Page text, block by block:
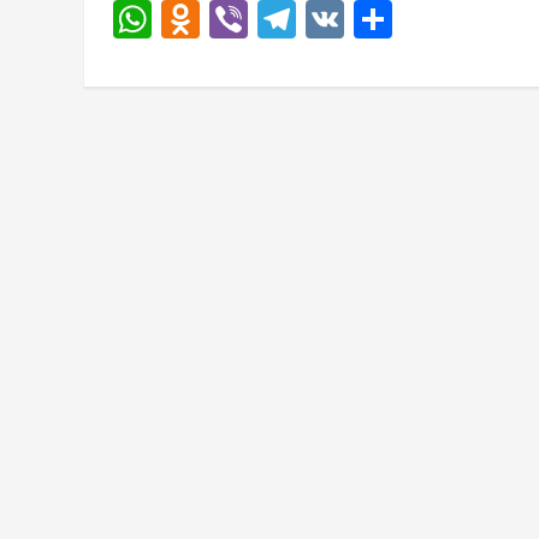
WhatsApp
Odnoklassniki
ViberTelegram
VK